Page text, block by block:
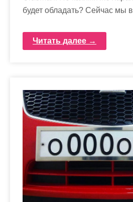
будет обладать? Сейчас мы
Читать далее →